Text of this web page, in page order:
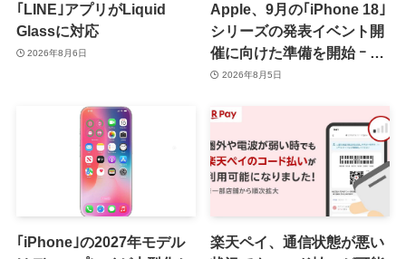
｢LINE｣アプリがLiquid
Glassに対応
2026年8月6日
Apple、9月の｢iPhone 18｣
シリーズの発表イベント開
催に向けた準備を開始 ｰ 9
月8日か9月9日に開催見込
2026年8月5日
｢iPhone｣の2027年モデル
楽天ペイ、通信状態が悪い